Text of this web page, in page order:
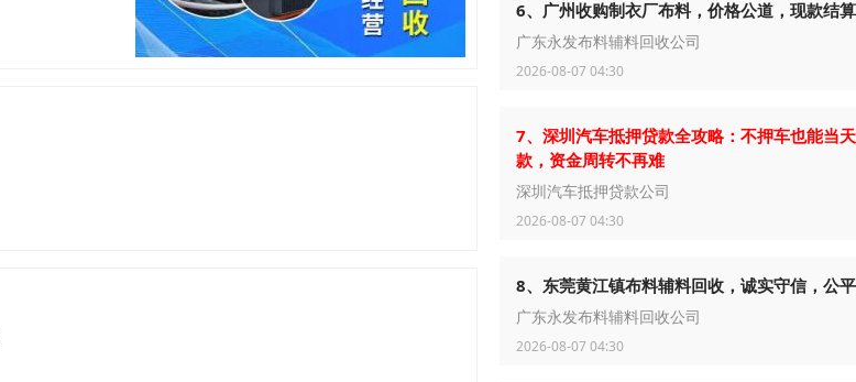
6、广州收购制衣厂布料，价格公道，现款结算
广东永发布料辅料回收公司
2026-08-07 04:30
7、深圳汽车抵押贷款全攻略：不押车也能当
款，资金周转不再难
深圳汽车抵押贷款公司
2026-08-07 04:30
8、东莞黄江镇布料辅料回收，诚实守信，公
广东永发布料辅料回收公司
2026-08-07 04:30